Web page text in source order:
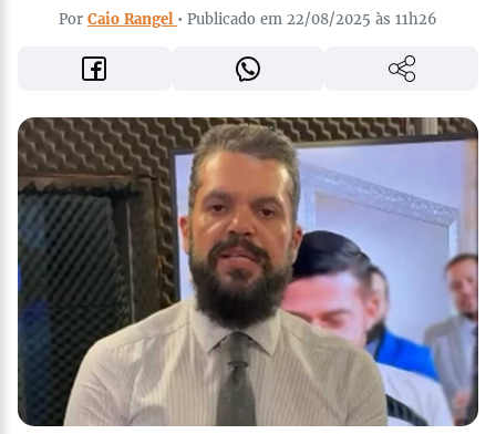
Por Caio Rangel • Publicado em 22/08/2025 às 11h26